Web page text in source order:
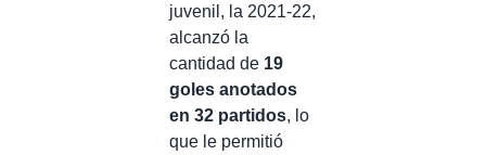
juvenil, la 2021-22,
alcanzó la
cantidad de 19
goles anotados
en 32 partidos, lo
que le permitió